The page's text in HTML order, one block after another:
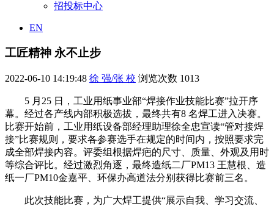
招投标中心
EN
工匠精神 永不止步
2022-06-10 14:19:48 徐 强/张 校 浏览次数 1013
5 月25 日，工业用纸事业部“焊接作业技能比赛”拉开序
幕。经过各产线内部积极选拔，最终共有8 名焊工进入决赛。
比赛开始前，工业用纸设备部经理助理徐全忠宣读“管对接焊
接”比赛规则，要求各参赛选手在规定的时间内，按照要求完
成全部焊接内容。评委组根据焊疤的尺寸、质量、外观及用时
等综合评比。经过激烈角逐，最终造纸二厂PM13 王慧根、造
纸一厂PM10金嘉平、环保办高道法分别获得比赛前三名。
此次技能比赛，为广大焊工提供“展示自我、学习交流、